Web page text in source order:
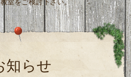
室をご検討下さい。
知らせ